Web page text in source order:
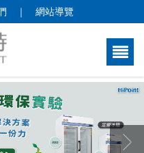
｜ 網站導覽